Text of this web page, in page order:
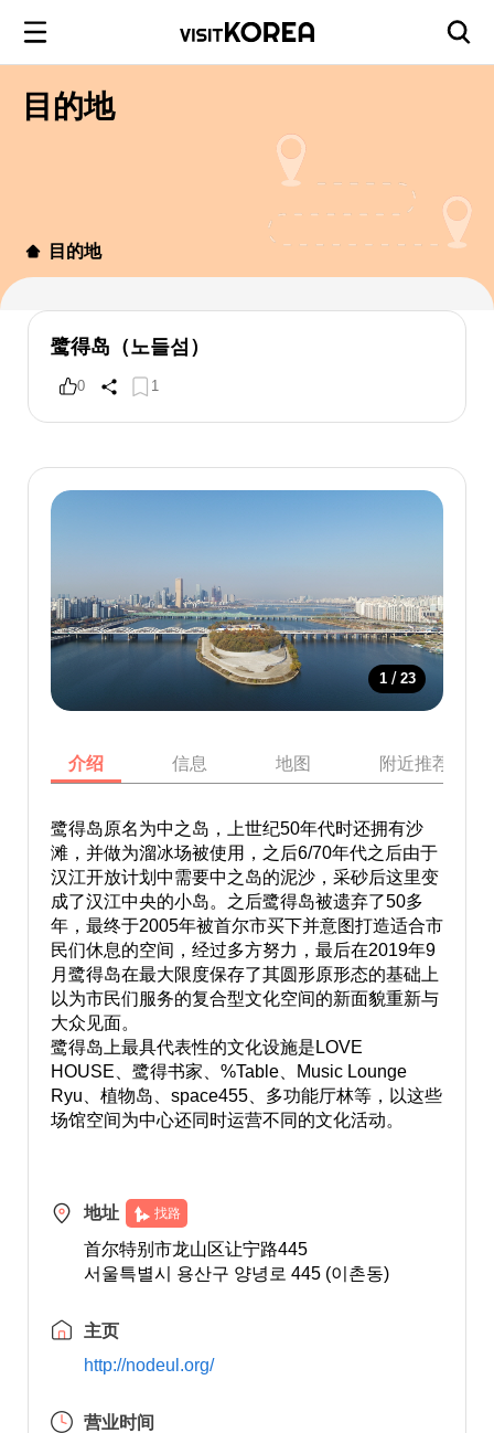
目的地
目的地
鹭得岛（노들섬）
0 1
1 / 23
介绍 信息 地图 附近推荐景点
鹭得岛原名为中之岛，上世纪50年代时还拥有沙
滩，并做为溜冰场被使用，之后6/70年代之后由于
汉江开放计划中需要中之岛的泥沙，采砂后这里变
成了汉江中央的小岛。之后鹭得岛被遗弃了50多
年，最终于2005年被首尔市买下并意图打造适合市
民们休息的空间，经过多方努力，最后在2019年9
月鹭得岛在最大限度保存了其圆形原形态的基础上
以为市民们服务的复合型文化空间的新面貌重新与
大众见面。
鹭得岛上最具代表性的文化设施是LOVE
HOUSE、鹭得书家、%Table、Music Lounge
Ryu、植物岛、space455、多功能厅林等，以这些
场馆空间为中心还同时运营不同的文化活动。
地址 找路
首尔特别市龙山区让宁路445
서울특별시 용산구 양녕로 445 (이촌동)
主页
http://nodeul.org/
营业时间